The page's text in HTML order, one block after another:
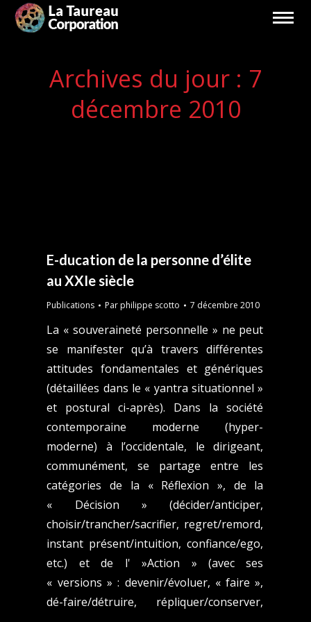
Archives du jour : 7
décembre 2010
E-ducation de la personne d’élite
au XXIe siècle
Publications Par philippe scotto 7 décembre 2010
La « souveraineté personnelle » ne peut
se manifester qu’à travers différentes
attitudes fondamentales et génériques
(détaillées dans le « yantra situationnel »
et postural ci-après). Dans la société
contemporaine moderne (hyper-
moderne) à l’occidentale, le dirigeant,
communément, se partage entre les
catégories de la « Réflexion », de la
« Décision » (décider/anticiper,
choisir/trancher/sacrifier, regret/remord,
instant présent/intuition, confiance/ego,
etc.) et de l' »Action » (avec ses
« versions » : devenir/évoluer, « faire »,
dé-faire/détruire, répliquer/conserver,